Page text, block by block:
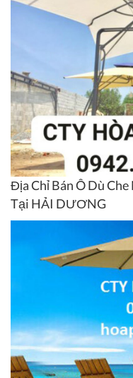
Địa Chỉ Bán Ô Dù
Tại HẢI DƯƠNG